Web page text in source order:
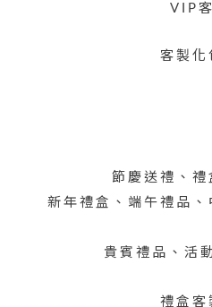
VIP
客製化
節慶送禮、禮
新年禮盒、端午禮品
貴賓禮品、活
禮盒客